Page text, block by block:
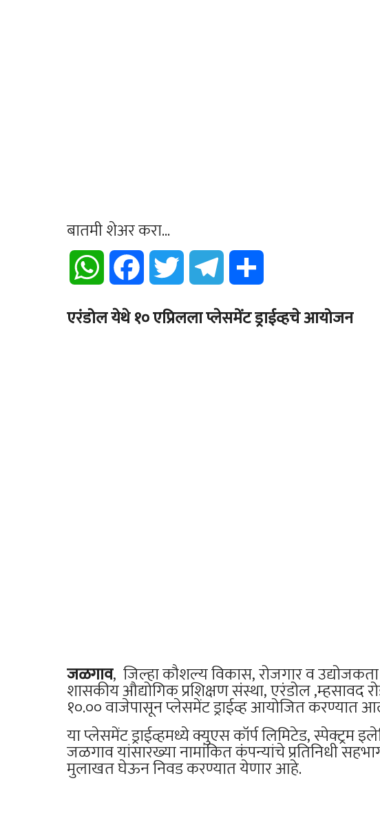
बातमी शेअर करा...
WhatsApp Facebook Twitter Telegram
एरंडोल येथे १० एप्रिलला प्लेसमेंट ड्राईव्हचे आयोजन
जळगाव, जिल्हा कौशल्य विकास, रोजगार व
शासकीय औद्योगिक प्रशिक्षण संस्था, एरंडोल ,म्हसावद
१०.०० वाजेपासून प्लेसमेंट ड्राईव्ह आयोजित करण्यात
या प्लेसमेंट ड्राईव्हमध्ये क्युएस कॉर्प लिमिटेड, स्पेक्ट्रम
जळगाव यांसारख्या नामांकित कंपन्यांचे प्रतिनिधी
मुलाखत घेऊन निवड करण्यात येणार आहे.